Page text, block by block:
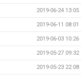
2019-06-24 13:05
2019-06-11 08:01
2019-06-03 10:26
2019-05-27 09:32
2019-05-23 22:08